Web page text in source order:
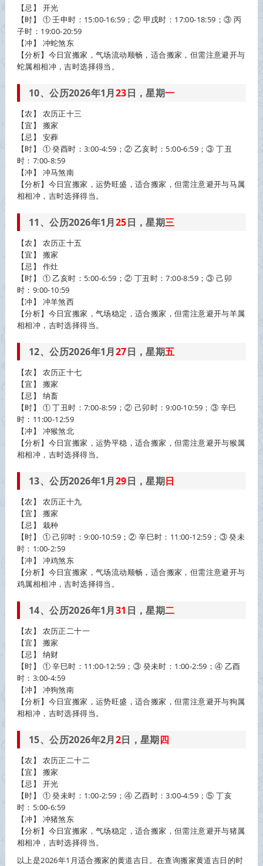
【忌】 开光
【时】 ① 壬申时：15:00-16:59；② 甲戌时：17:00-18:59；③ 丙
子时：19:00-20:59
【冲】 冲蛇煞东
【分析】今日宜搬家，气场流动顺畅，适合搬家，但需注意避开与
蛇属相相冲，吉时选择得当。
10、公历2026年1月23日，星期一
【农】 农历正十三
【宜】 搬家
【忌】 安葬
【时】 ① 癸酉时：3:00-4:59；② 乙亥时：5:00-6:59；③ 丁丑
时：7:00-8:59
【冲】 冲马煞南
【分析】今日宜搬家，运势旺盛，适合搬家，但需注意避开与马属
相相冲，吉时选择得当。
11、公历2026年1月25日，星期三
【农】 农历正十五
【宜】 搬家
【忌】 作灶
【时】 ① 乙亥时：5:00-6:59；② 丁丑时：7:00-8:59；③ 己卯
时：9:00-10:59
【冲】 冲羊煞西
【分析】今日宜搬家，气场稳定，适合搬家，但需注意避开与羊属
相相冲，吉时选择得当。
12、公历2026年1月27日，星期五
【农】 农历正十七
【宜】 搬家
【忌】 纳畜
【时】 ① 丁丑时：7:00-8:59；② 己卯时：9:00-10:59；③ 辛巳
时：11:00-12:59
【冲】 冲猴煞北
【分析】今日宜搬家，运势平稳，适合搬家，但需注意避开与猴属
相相冲，吉时选择得当。
13、公历2026年1月29日，星期日
【农】 农历正十九
【宜】 搬家
【忌】 栽种
【时】 ① 己卯时：9:00-10:59；② 辛巳时：11:00-12:59；③ 癸未
时：1:00-2:59
【冲】 冲鸡煞东
【分析】今日宜搬家，气场流动顺畅，适合搬家，但需注意避开与
鸡属相相冲，吉时选择得当。
14、公历2026年1月31 日，星期二
【农】 农历正二十一
【宜】 搬家
【忌】 纳财
【时】 ① 辛巳时：11:00-12:59；③ 癸未时：1:00-2:59；④ 乙酉
时：3:00-4:59
【冲】 冲狗煞南
【分析】今日宜搬家，运势旺盛，适合搬家，但需注意避开与狗属
相相冲，吉时选择得当。
15、公历2026年2月2日，星期四
【农】 农历正二十二
【宜】 搬家
【忌】 开光
【时】 ① 癸未时：1:00-2:59；④ 乙酉时：3:00-4:59；⑤ 丁亥
时：5:00-6:59
【冲】 冲猪煞东
【分析】今日宜搬家，气场稳定，适合搬家，但需注意避开与猪属
相相冲，吉时选择得当。
以上是2026年1月适合搬家的黄道吉日。在查询搬家黄道吉日的时